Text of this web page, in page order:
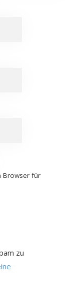
Browser für
zu